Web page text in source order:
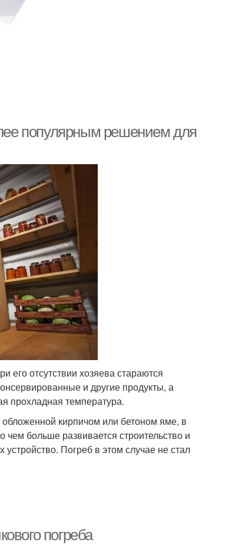
популярным решением для
его отсутствии хозяева стараются
и другие продукты, а
прохладная температура.
кирпичом или бетоном яме, в
чем больше развивается строительство и
Погреб в этом случае не стал
погреба